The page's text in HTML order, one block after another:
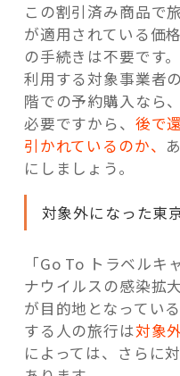
この割引済み商品で
が適用されている価
の手続きは不要です
利用する対象事業者
階での予約購入なら
必要ですから、 後で
引かれているのか、
にしましょう。
対象外になった東
「Go To トラベルキ
ナウイルスの感染拡
が目的地となってい
する人の旅行は対象
によっては、さらに